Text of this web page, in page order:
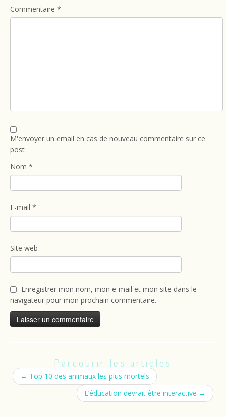
Commentaire *
M'envoyer un email en cas de nouveau commentaire sur ce
post
Nom *
E-mail *
Site web
Enregistrer mon nom, mon e-mail et mon site dans le
navigateur pour mon prochain commentaire.
Parcourir les articles
← Top 10 des animaux les plus mortels
L’éducation devrait être interactive →